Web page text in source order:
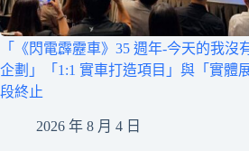
「《閃電霹靂車》35 週年-今天的我沒
企劃」「1:1 實車打造項目」與「實體
段終止
2026 年 8 月 4 日